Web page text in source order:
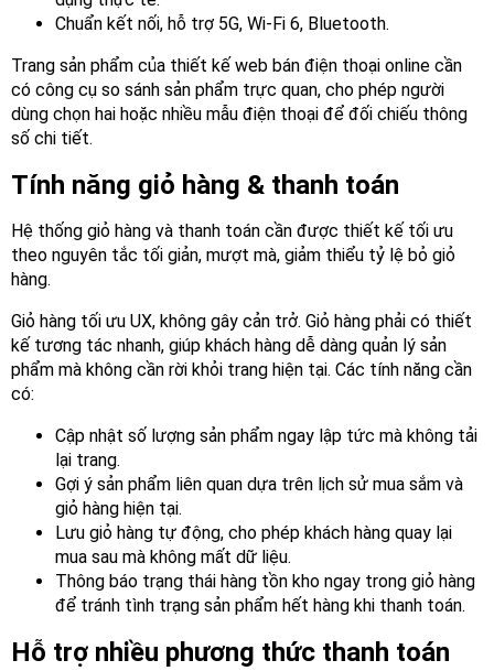
Chuẩn kết nối, hỗ trợ 5G, Wi-Fi 6, Bluetooth.
Trang sản phẩm của thiết kế web bán điện thoại online cần
có công cụ so sánh sản phẩm trực quan, cho phép người
dùng chọn hai hoặc nhiều mẫu điện thoại để đối chiếu thông
số chi tiết.
Tính năng giỏ hàng & thanh toán
Hệ thống giỏ hàng và thanh toán cần được thiết kế tối ưu
theo nguyên tắc tối giản, mượt mà, giảm thiểu tỷ lệ bỏ giỏ
hàng.
Giỏ hàng tối ưu UX, không gây cản trở. Giỏ hàng phải có thiết
kế tương tác nhanh, giúp khách hàng dễ dàng quản lý sản
phẩm mà không cần rời khỏi trang hiện tại. Các tính năng cần
có:
Cập nhật số lượng sản phẩm ngay lập tức mà không tải
lại trang.
Gợi ý sản phẩm liên quan dựa trên lịch sử mua sắm và
giỏ hàng hiện tại.
Lưu giỏ hàng tự động, cho phép khách hàng quay lại
mua sau mà không mất dữ liệu.
Thông báo trạng thái hàng tồn kho ngay trong giỏ hàng
để tránh tình trạng sản phẩm hết hàng khi thanh toán.
Hỗ trợ nhiều phương thức thanh toán